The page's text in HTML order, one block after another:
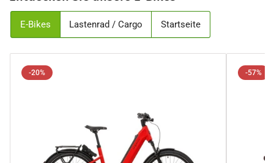
E-Bikes Lastenrad / Cargo Startseite
-20% -57%